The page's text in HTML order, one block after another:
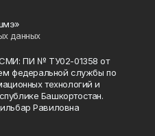
данных
СМИ: ПИ № ТУ02-01358 от
федеральной службы по
технологий и
Башкортостан.
Равиловна